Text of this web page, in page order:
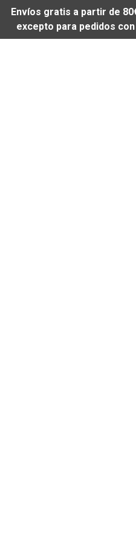
Envíos gratis a partir de
excepto para pedidos